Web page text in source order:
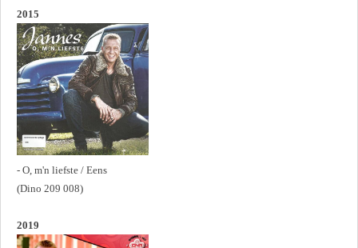
2015
- O, m'n liefste / Eens
(Dino 209 008)
2019